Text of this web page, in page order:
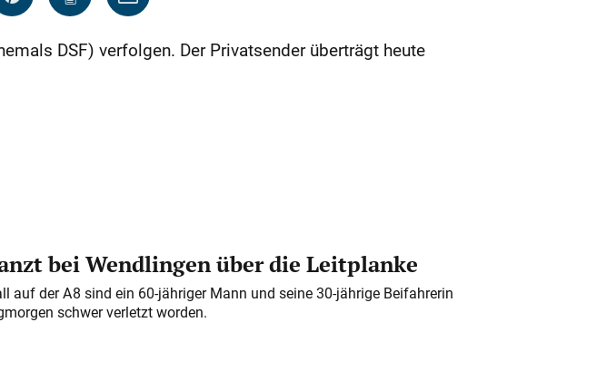
DSF) verfolgen. Der Privatsender überträgt heute
bei Wendlingen über die Leitplanke
auf der A 8 sind ein 60-jähriger Mann und seine 30-jährige Beifahrerin
schwer verletzt worden.